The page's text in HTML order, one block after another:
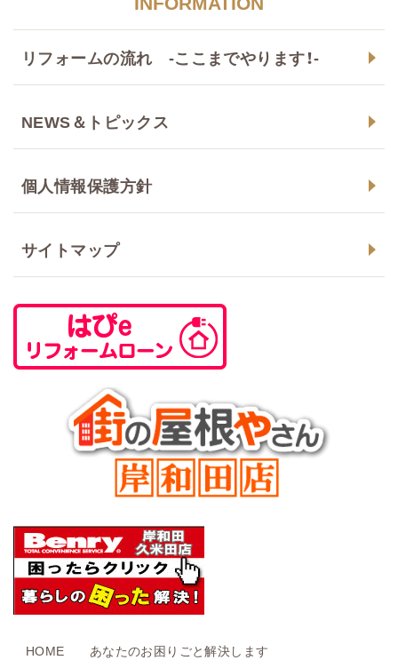
リフォームの流れ -ここまでやります！-
NEWS＆トピックス
個人情報保護方針
サイトマップ
HOME
あなたのお困りごと解決します